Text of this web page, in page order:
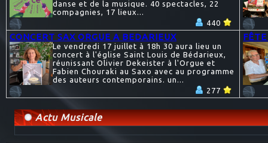
danse et de la musique. 40 spectacles, 22
compagnies, 17 lieux...
440
CONCERT SAX ORGUE A BEDARIEUX
Le vendredi 17 juillet à 18h 30 aura lieu un
concert à l'église Saint Louis de Bédarieux,
réunissant Olivier Dekeister à l'Orgue et
Fabien Chouraki au Saxo avec au programme
des auteurs contemporains. un...
277
Actu Musicale